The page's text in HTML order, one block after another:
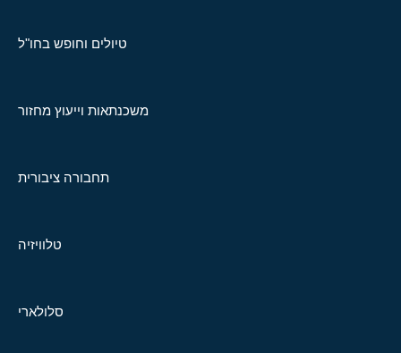
טיולים וחופש בחו"ל
משכנתאות וייעוץ מחזור
תחבורה ציבורית
טלוויזיה
סלולארי